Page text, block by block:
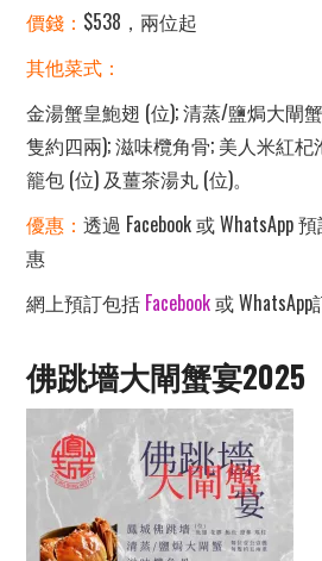
價錢： $538，兩位起
其他菜式：
金湯蟹皇鮑翅 (位); 清蒸/鹽焗大閘
隻約四兩); 滋味欖角骨; 美人米紅
籠包 (位) 及薑茶湯丸 (位)。
優惠：透過 Facebook 或 WhatsApp
惠
網上預訂包括 Facebook或
佛跳墻大閘蟹宴2025